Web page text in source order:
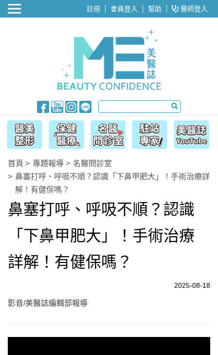
醫美整形 註冊 會員登入 幫助 醫師登入
首頁 專題報導
名醫問診室
鼻塞打呼、呼吸不順？認識「下鼻甲肥大」！手術治療詳
解！有健保嗎？
鼻塞打呼、呼吸不順？認識
「下鼻甲肥大」！手術治療
詳解！有健保嗎？
2025-08-18
影音/美醫誌編輯部報導